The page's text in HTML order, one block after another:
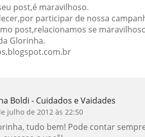
post,é maravilhoso.
participar de nossa
post,relacionamos se
Glorinha.
Boldi - Cuidados e Vaidades
julho de 2012 às 22:50
tudo bem! Pode contar